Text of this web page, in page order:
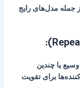
از جمله مدل‌های رایج
:
یا چندین
برای تقویت